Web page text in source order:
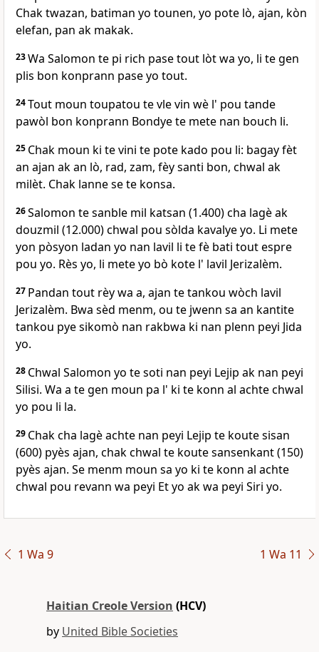
Chak twazan, batiman yo tounen, yo pote lò, ajan, kòn
elefan, pan ak makak.
23Wa Salomon te pi rich pase tout lòt wa yo, li te gen
plis bon konprann pase yo tout.
24Tout moun toupatou te vle vin wè l' pou tande
pawòl bon konprann Bondye te mete nan bouch li.
25 Chak moun ki te vini te pote kado pou li: bagay fèt
an ajan ak an lò, rad, zam, fèy santi bon, chwal ak
milèt. Chak lanne se te konsa.
26Salomon te sanble mil katsan (1.400) cha lagè ak
douzmil (12.000) chwal pou sòlda kavalye yo. Li mete
yon pòsyon ladan yo nan lavil li te fè bati tout espre
pou yo. Rès yo, li mete yo bò kote l' lavil Jerizalèm.
27 Pandan tout rèy wa a, ajan te tankou wòch lavil
Jerizalèm. Bwa sèd menm, ou te jwenn sa an kantite
tankou pye sikomò nan rakbwa ki nan plenn peyi Jida
yo.
28 Chwal Salomon yo te soti nan peyi Lejip ak nan peyi
Silisi. Wa a te gen moun pa l' ki te konn al achte chwal
yo pou li la.
29 Chak cha lagè achte nan peyi Lejip te koute sisan
(600) pyès ajan, chak chwal te koute sansenkant (150)
pyès ajan. Se menm moun sa yo ki te konn al achte
chwal pou revann wa peyi Et yo ak wa peyi Siri yo.
1 Wa 9 1 Wa 11
Haitian Creole Version (HCV)
by United Bible Societies